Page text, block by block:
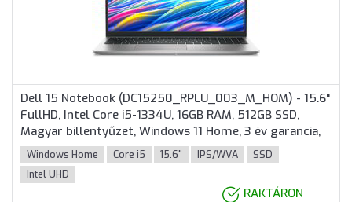
Dell 15 Notebook (DC15250_RPLU_003_M_HOM) - 15.6"
FullHD, Intel Core i5-1334U, 16GB RAM, 512GB SSD,
Magyar billentyűzet, Windows 11 Home, 3 év garancia,
Ezüst színben
Windows Home Core i5 15.6" IPS/WVA
SSD
Intel UHD
RAKTÁRON